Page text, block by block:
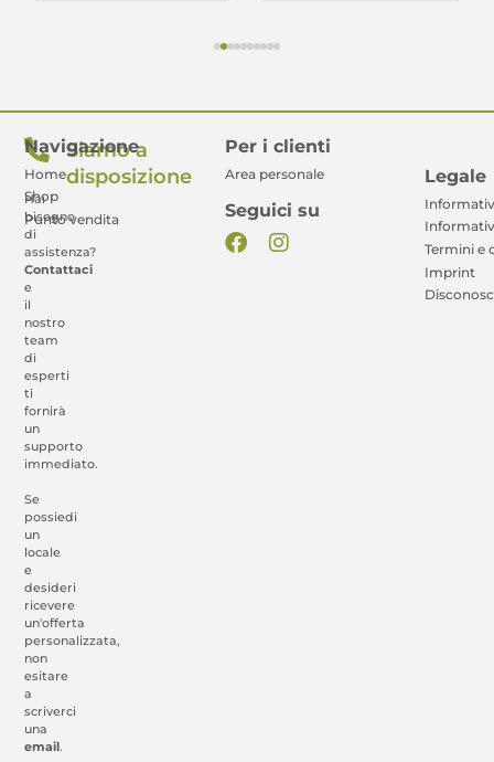
Siamo a
disposizione
Hai
bisogno
di
assistenza?
Contattaci
e
il
nostro
team
di
esperti
ti
fornirà
un
supporto
immediato.
Se
possiedi
un
locale
e
desideri
ricevere
un'offerta
personalizzata,
non
esitare
a
scriverci
una
email.
Navigazione
Home
Shop
Punto vendita
Per i clienti
Area personale
Seguici su
Legale
Termini e
Imprint